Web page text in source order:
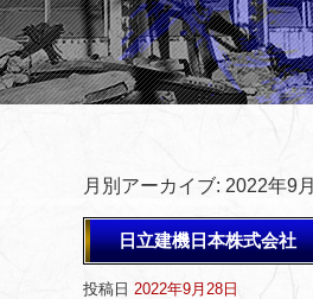
月別アーカイブ: 2022年9月
日立建機日本株式会社
投稿日 2022年9月28日